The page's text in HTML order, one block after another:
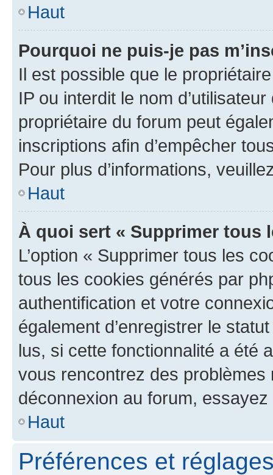
Haut
Pourquoi ne puis-je pas
Il est possible que le
IP ou interdit le nom
propriétaire du forum peut
inscriptions afin d’empêcher
Pour plus d’informations,
Haut
À quoi sert « Supprimer tous
L’option « Supprimer tous les
tous les cookies générés par
authentification et votre
également d’enregistrer le
lus, si cette fonctionnalité a été
vous rencontrez des
déconnexion au forum,
Haut
Préférences et